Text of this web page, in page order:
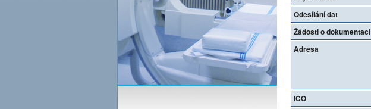
Odesílání dat
Žádosti o dokumentaci
Adresa
IČO